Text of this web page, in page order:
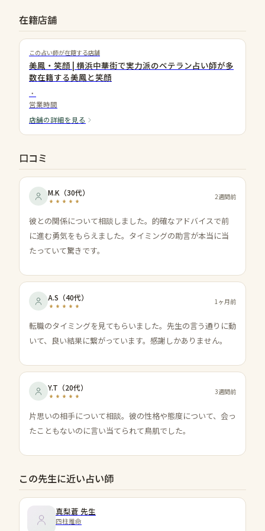
在籍店舗
この占い師が在籍する店舗
美鳳・笑顔 | 横浜中華街で実力派のベテラン占い師が多
数在籍する美鳳と笑顔
・
営業時間
店舗の詳細を見る
口コミ
M.K （30代） 2週間前
彼との関係について相談しました。的確なアドバイスで前
に進む勇気をもらえました。タイミングの助言が本当に当
たっていて驚きです。
A.S （40代） 1ヶ月前
転職のタイミングを見てもらいました。先生の言う通りに動
いて、良い結果に繋がっています。感謝しかありません。
Y.T （20代） 3週間前
片思いの相手について相談。彼の性格や態度について、会っ
たこともないのに言い当てられて鳥肌でした。
この先生に近い占い師
真梨蒼 先生
四柱推命